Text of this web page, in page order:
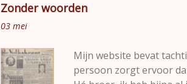
jas aan. Hij staat
Zonder woorden
03 mei
Mijn website bevat
persoon zorgt ervoor